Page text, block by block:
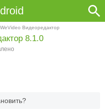
WeVideo Видеоредактор
8.1.0